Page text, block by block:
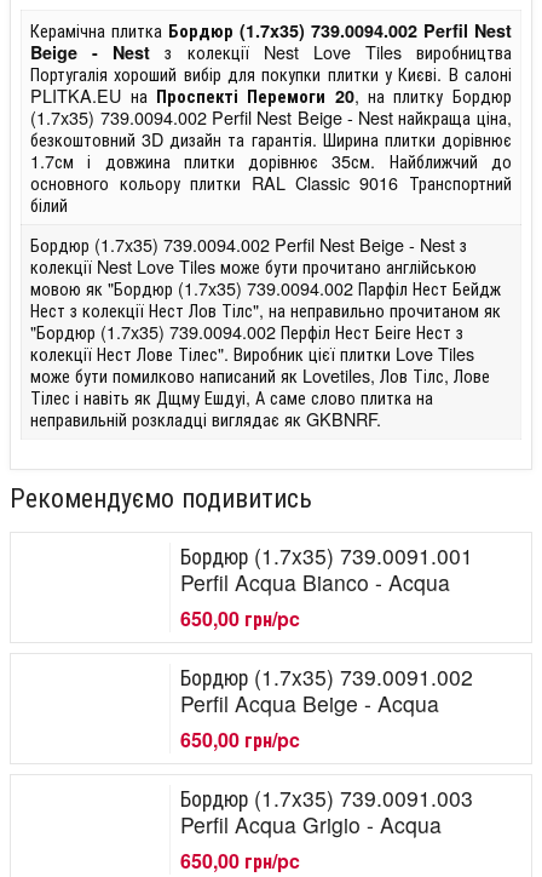
Керамічна плитка Бордюр (1.7x35) 739.0094.002 Perfil Nest
Beige - Nest з колекції Nest Love Tiles виробництва
Португалія хороший вибір для покупки плитки у Києві. В салоні
PLITKA.EU на Проспекті Перемоги 20, на плитку Бордюр
(1.7x35) 739.0094.002 Perfil Nest Beige - Nest найкраща ціна,
безкоштовний 3D дизайн та гарантія. Ширина плитки дорівнює
1.7см і довжина плитки дорівнює 35см. Найближчий до
основного кольору плитки RAL Classic 9016 Транспортний
білий
Бордюр (1.7x35) 739.0094.002 Perfil Nest Beige - Nest з
колекції Nest Love Tiles може бути прочитано англійською
мовою як "Бордюр (1.7x35) 739.0094.002 Парфіл Нест Бейдж
Нест з колекції Нест Лов Тілс", на неправильно прочитаном як
"Бордюр (1.7x35) 739.0094.002 Перфіл Нест Беіге Нест з
колекції Нест Лове Тілес". Виробник цієї плитки Love Tiles
може бути помилково написаний як Lovetiles, Лов Тілс, Лове
Тілес і навіть як Дщму Ешдуі, А саме слово плитка на
неправильній розкладці виглядає як GKBNRF.
Рекомендуємо подивитись
Бордюр (1.7x35) 739.0091.001
Perfil Acqua Bianco - Acqua
650,00 грн/pc
Бордюр (1.7x35) 739.0091.002
Perfil Acqua Beige - Acqua
650,00 грн/pc
Бордюр (1.7x35) 739.0091.003
Perfil Acqua Grigio - Acqua
650,00 грн/pc